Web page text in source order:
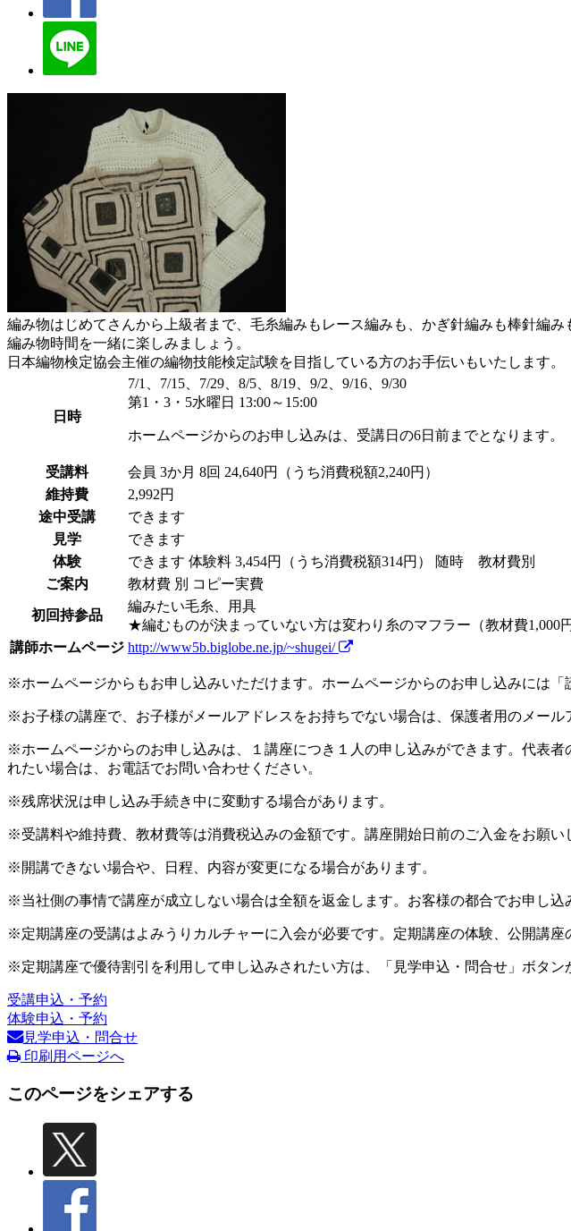
編み物はじめてさんから上級者まで、毛糸編みもレース編みも、かぎ針編みも棒針編み
編み物時間を一緒に楽しみましょう。
日本編物検定協会主催の編物技能検定試験を目指している方のお手伝いもいたします。
日時
7/1、7/15、7/29、8/5、8/19、9/2、9/16、9/30
第1・3・5水曜日 13:00～15:00
ホームページからのお申し込みは、受講日の6日前までとなります。
受講料 会員 3か月 8回 24,640円（うち消費税額2,240円）
維持費
2,992円
途中受講
できます
見学
できます
体験
できます 体験料 3,454円（うち消費税額314円）
随時 教材費別
ご案内
教材費 別 コピー実費
初回持参品
編みたい毛糸、用具
★編むものが決まっていない方は変わり糸のマフラー（教材費1,000
講師ホームページ http://www5b.biglobe.ne.jp/~shugei/
※ホームページからもお申し込みいただけます。ホームページからのお申し込みには
※お子様の講座で、お子様がメールアドレスをお持ちでない場合は、保護者用のメール
※ホームページからのお申し込みは、１講座につき１人の申し込みができます。代表
れたい場合は、お電話でお問い合わせください。
※残席状況は申し込み手続き中に変動する場合があります。
※受講料や維持費、教材費等は消費税込みの金額です。講座開始日前のご入金をお願い
※開講できない場合や、日程、内容が変更になる場合があります。
※当社側の事情で講座が成立しない場合は全額を返金します。お客様の都合でお申し込
※定期講座の受講はよみうりカルチャーに入会が必要です。定期講座の体験、公開講座
※定期講座で優待割引を利用して申し込みされたい方は、「見学申込・問合せ」ボタン
受講申込・予約
体験申込・予約
見学申込・問合せ
印刷用ページへ
このページをシェアする